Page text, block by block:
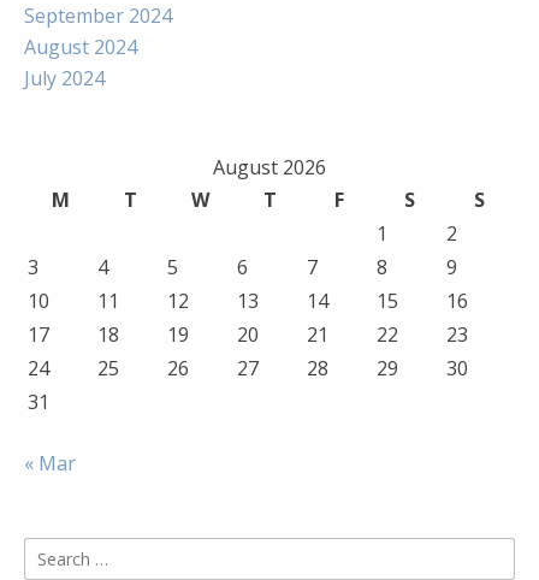
September 2024
August 2024
July 2024
August 2026
M
T W T F S
S
1
2
3
4 5 6 7 8
9
10
11 12 13 14 15
16
17
18 19 20 21 22
23
24
25 26 27 28 29
30
31
« Mar
Search